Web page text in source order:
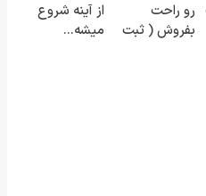
رو راحت
بفروش ( ثبت
از آینه شروع
میشه...